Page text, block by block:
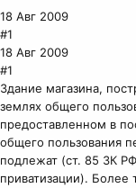
18 Авг 2009
#1
18 Авг 2009
#1
Здание магазина,
землях общего
предоставленном в
общего пользования
подлежат (ст. 85 ЗК
приватизации). Более